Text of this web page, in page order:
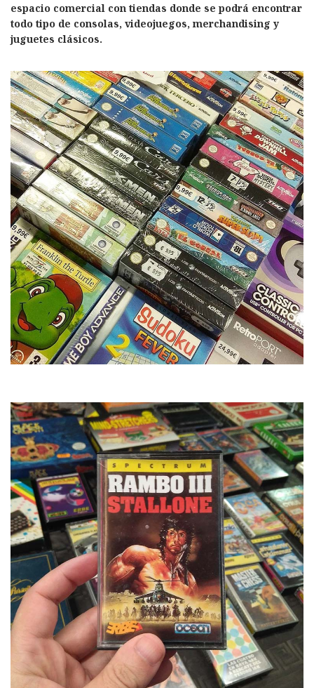
espacio comercial con tiendas donde se podrá encontrar
todo tipo de consolas, videojuegos, merchandising y
juguetes clásicos.